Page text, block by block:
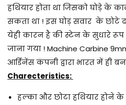
हथियार होता था जिसको घोड़े के
सकता था ! इस घोड़ सवार के छोटे
येही कारन है की स्टेन के सुधारे रूप
जाना गया ! Machine Carbine
आर्डिनेंस कंपनी द्वारा भारत में ही
Charecteristics:
हल्का और छोटा हथियार होने